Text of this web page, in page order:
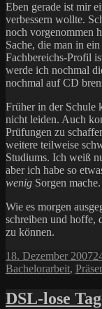
Eben gerade ist mir
verbessern wollte.
noch vorgenommen
Sache, die man in
Fachbereichs-Profil
werde ich nochmal
nochmal auf CD
Früher in der Schule
nicht leiden. Auch
Prüfungen zu
weitere teilweise
Studiums. Ich weiß
aber ich habe so
wenig Sorgen mache.
Wie es morgen
schreiben und hoffe,
zu können.
Veröffentlicht
am
18. Dezember 2007
Bachelorarbeit,
DSL-lose